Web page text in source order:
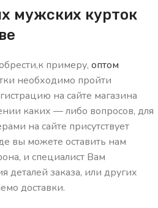
мужских курток
примеру, оптом
необходимо пройти
на сайте магазина
каких — либо вопросов, для
на сайте присутствует
вы можете оставить нам
и специалист Вам
деталей заказа, или других
доставки.